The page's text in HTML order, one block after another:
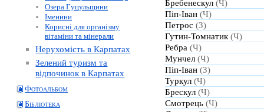
Озера Гуцульщини
Іменини
Корисні для організму
вітаміни та мінерали
Нерухомість в Карпатах
Зелений туризм та
відпочинок в Карпатах
Фотоальбом
Бібліотека
Бребенескул (Ч)
Піп-Іван (Ч)
Петрос (З)
Гутин-Томнатик (Ч)
Ребра (Ч)
Мунчел (Ч)
Піп-Іван (З)
Туркул (Ч)
Брескул (Ч)
Смотрець (Ч)